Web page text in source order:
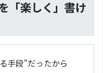
「楽しく」書け
手段”だったから